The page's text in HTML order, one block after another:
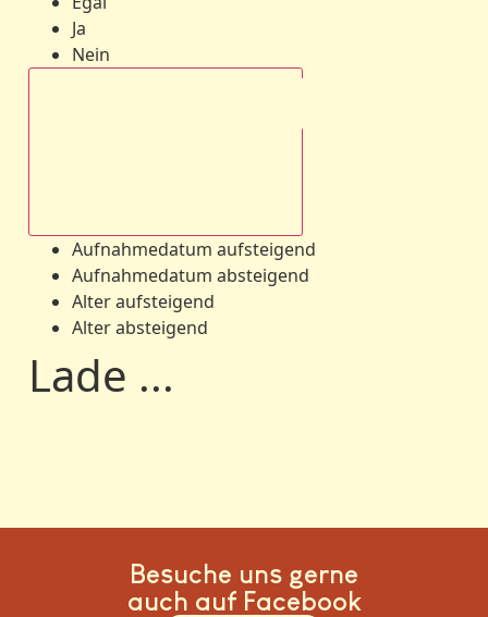
Ja
Nein
Aufnahmedatum aufsteigend
Aufnahmedatum absteigend
Alter aufsteigend
Alter absteigend
Lade ...
Besuche uns gerne
auch auf Facebook